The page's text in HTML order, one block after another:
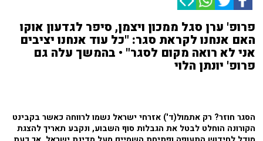
פרופ' ערן סגל ממכון ויצמן, סיפר לגדעון אוקו
האם אנחנו לקראת סגר: "כל עוד אנחנו יציבים
אני לא רואה מקום לסגר" • בהמשך עלה גם
פרופ' יונתן הלוי
הסגר חוזר? רק אתמול(ד') אזרחי ישראל נשמו לרווחה כאשר בקבינט
הקורונה הוחלט לבטל את הגבלות סוף השבוע, ונקבע תאריך להצגת